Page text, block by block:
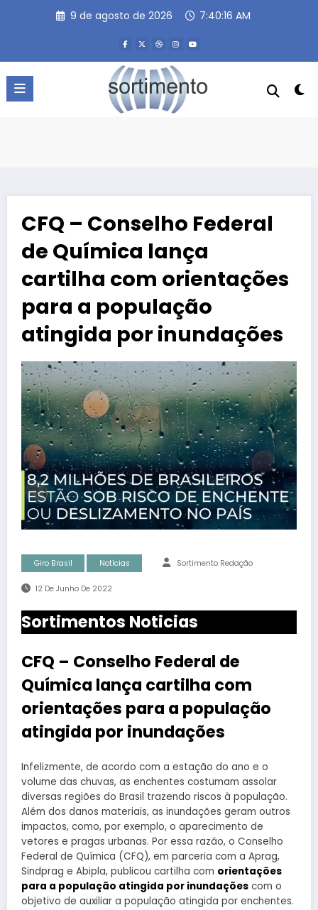
9 de agosto de 2026 7:40:17 AM
CFQ – Conselho Federal
de Química lança
cartilha com orientações
para a população
atingida por inundações
Giro Brasil Notícias Sortimento Redação
12 De Junho De 2022
Sortimentos Noticias
CFQ – Conselho Federal de
Química lança cartilha com
orientações para a população
atingida por inundações
Infelizmente, de acordo com a estação do ano e o
volume das chuvas, as enchentes costumam assolar
diversas regiões do Brasil trazendo riscos à população.
Além dos danos materiais, as inundações geram outros
impactos, como, por exemplo, o aparecimento de
vetores e pragas urbanas. Por essa razão, o Conselho
Federal de Química (CFQ), em parceria com a Aprag,
Sindprag e Abipla, publicou cartilha com orientações
para a população atingida por inundações com o
objetivo de auxiliar a população atingida por enchentes.